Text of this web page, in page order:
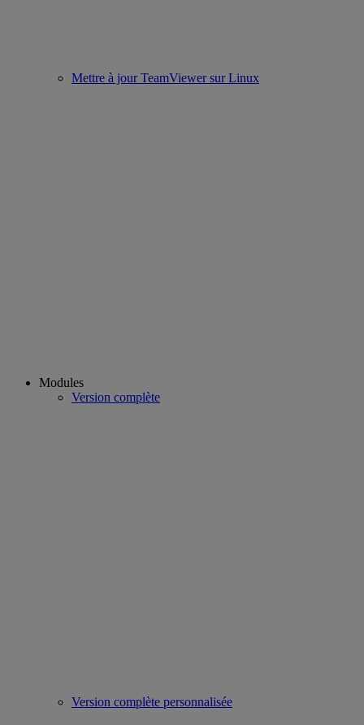
Mettre à jour TeamViewer sur Linux
Modules
Version complète
Version complète personnalisée